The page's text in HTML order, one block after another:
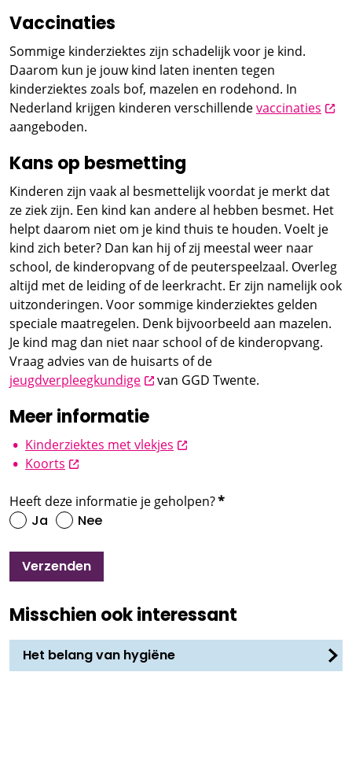
Misschien ook interessant
Het belang van hygiëne
Vaccinaties
Sommige kinderziektes zijn schadelijk voor je kind.
Daarom kun je jouw kind laten inenten tegen
kinderziektes zoals bof, mazelen en rodehond. In
Nederland krijgen kinderen verschillendevaccinaties
aangeboden.
Kans op besmetting
Kinderen zijn vaak al besmettelijk voordat je merkt dat
ze ziek zijn. Een kind kan andere al hebben besmet. Het
helpt daarom niet om je kind thuis te houden. Voelt je
kind zich beter? Dan kan hij of zij meestal weer naar
school, de kinderopvang of de peuterspeelzaal. Overleg
altijd met de leiding of de leerkracht. Er zijn namelijk ook
uitzonderingen. Voor sommige kinderziektes gelden
speciale maatregelen. Denk bijvoorbeeld aan mazelen.
Je kind mag dan niet naar school of de kinderopvang.
Vraag advies van de huisarts of de
jeugdverpleegkundigeopent nieuw scherm
van GGD Twente.
Meer informatie
Kinderziektes met vlekjes opent nieuw scherm
Koorts opent nieuw scherm
Heeft deze informatie je geholpen?*
Ja Nee
Verzenden